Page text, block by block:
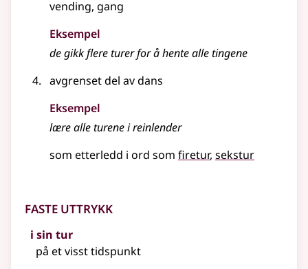
vending, gang
Eksempel
de gikk flere turer for å hente alle tingene
avgrenset del av dans
Eksempel
lære alleturenei reinlender
som etterledd i ord som firetur sekstur
Faste uttrykk
i sin tur
på et visst tidspunkt